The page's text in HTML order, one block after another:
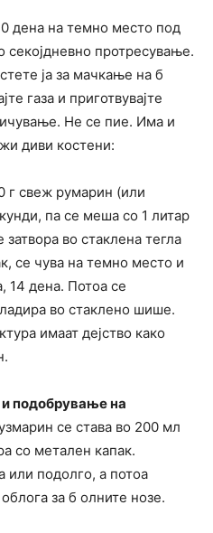
дена на темно место под
секојдневно протресување.
ја за мачкање на б
газа и приготвувајте
Не се пие. Има и
диви костени:
г свеж румарин (или
па се меша со 1 литар
во стаклена тегла
се чува на темно место и
14 дена. Потоа се
во стаклено шише.
имаат дејство како
и подобрување на
се става во 200 мл
со метален капак.
или подолго, а потоа
облога за б олните нозе.